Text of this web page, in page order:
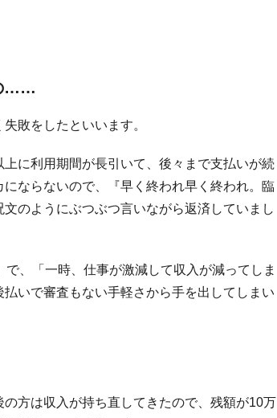
……
敗をしたといいます。
に利用期間が長引いて、後々まで支払いが続
ならないので、『早く終われ早く終われ。臨
のようにぶつぶつ言いながら返済していまし
、「一時、仕事が激減して収入が減ってしま
いで審査もない手軽さから手を出してしまい
方は収入が持ち直してきたので、残額が10万